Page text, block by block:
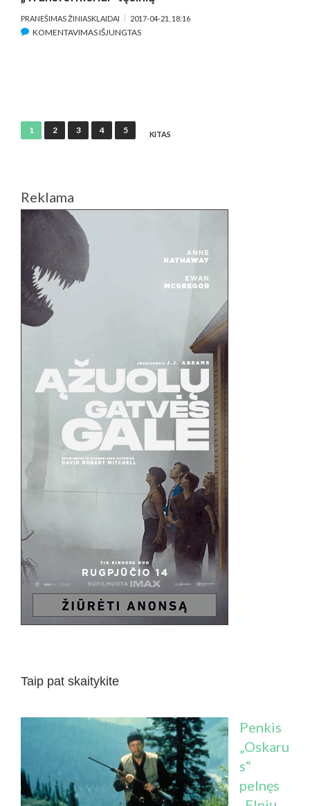
PRANEŠIMAS ŽINIASKLAIDAI 2017-04-21, 18:16
KOMENTAVIMAS IŠJUNGTASĮRAŠE
FILMO
Įrašų
1 2 3 4 5 KITAS
Reklama
Taip pat skaitykite
Penkis
„Oskaru
s“
pelnęs